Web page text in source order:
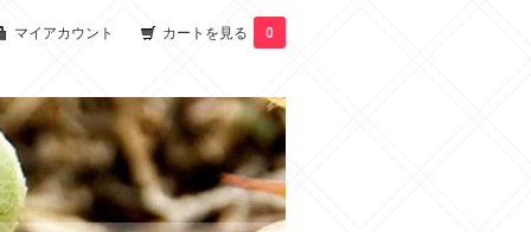
マイアカウント カートを見る 0